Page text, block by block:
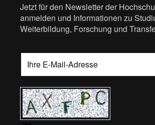
Jetzt für den Newsletter der
anmelden und Informationen zu
Weiterbildung, Forschung und